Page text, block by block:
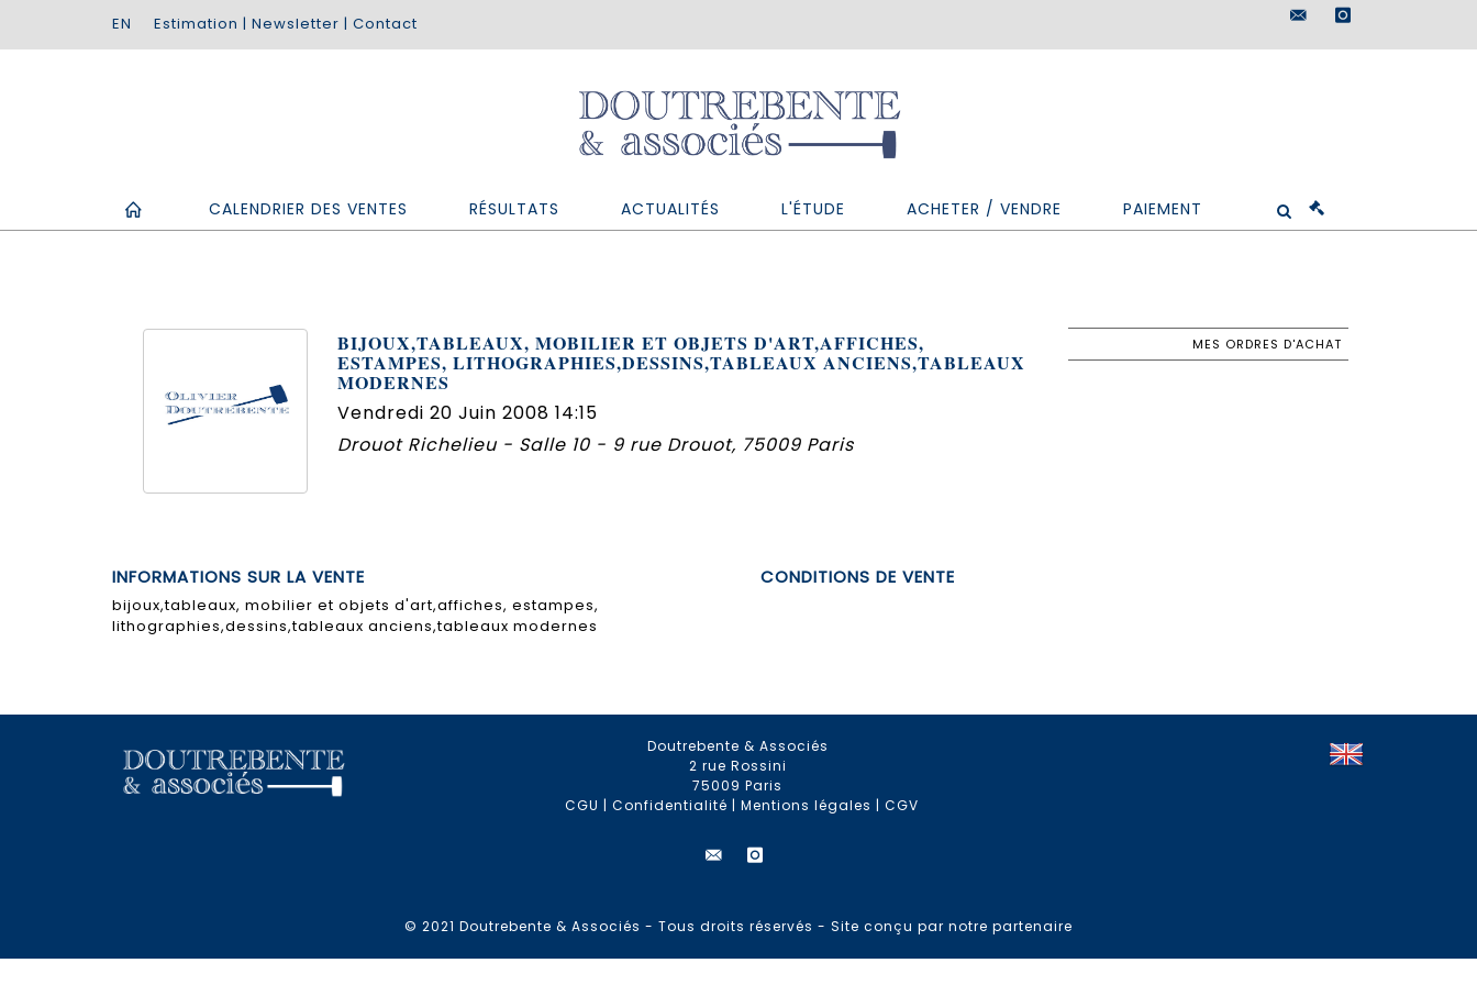
Estimation | Newsletter | Contact
instagram
CALENDRIER DES VENTES RÉSULTATS ACTUALITÉS L'ÉTUDE ACHETER / VENDRE PAIEMENT
BIJOUX,TABLEAUX, MOBILIER ET OBJETS D'ART,AFFICHES,
ESTAMPES, LITHOGRAPHIES,DESSINS,TABLEAUX ANCIENS,TABLEAUX
MODERNES
Vendredi 20 Juin 2008 14:15
Drouot Richelieu - Salle 10 - 9 rue Drouot, 75009 Paris
MES ORDRES D'ACHAT
INFORMATIONS SUR LA VENTE
bijoux,tableaux, mobilier et objets d'art,affiches, estampes,
lithographies,dessins,tableaux anciens,tableaux modernes
CONDITIONS DE VENTE
Doutrebente & Associés
2 rue Rossini
75009 Paris
CGU |Confidentialité |Mentions légales |CGV
© 2021 Doutrebente & Associés - Tous droits réservés - Site conçu par notre partenaire